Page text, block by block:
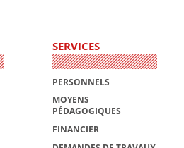
SERVICES
PERSONNELS
MOYENS
PÉDAGOGIQUES
FINANCIER